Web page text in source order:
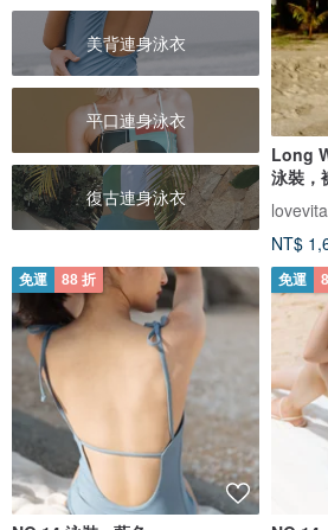
美背連身泳衣
平口連身泳衣
復古連身泳衣
Long
泳裝，
NT$
免運 88 折 免運